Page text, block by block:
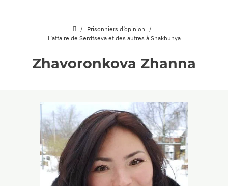
Prisonniers d’opinion
L’affaire de Serdtseva et des autres à Shakhunya
Zhavoronkova Zhanna